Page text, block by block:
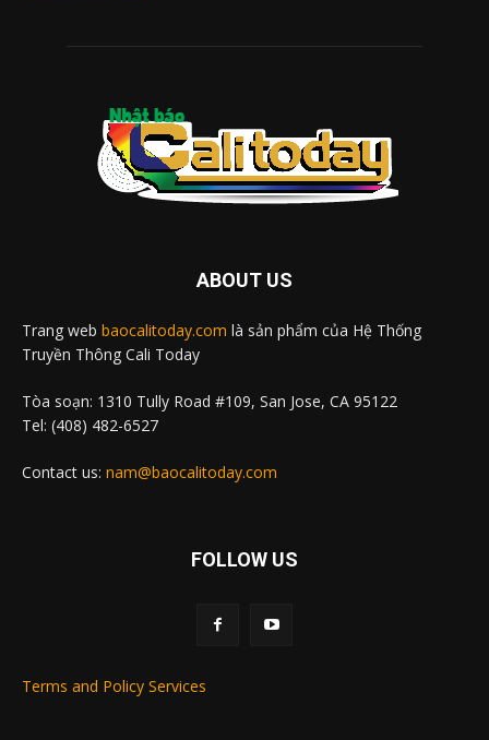
ABOUT US
Trang web baocalitoday.com là sản phẩm của Hệ Thống
Truyền Thông Cali Today
Tòa soạn: 1310 Tully Road #109, San Jose, CA 95122
Tel: (408) 482-6527
Contact us: nam@baocalitoday.com
FOLLOW US
Terms and Policy Services